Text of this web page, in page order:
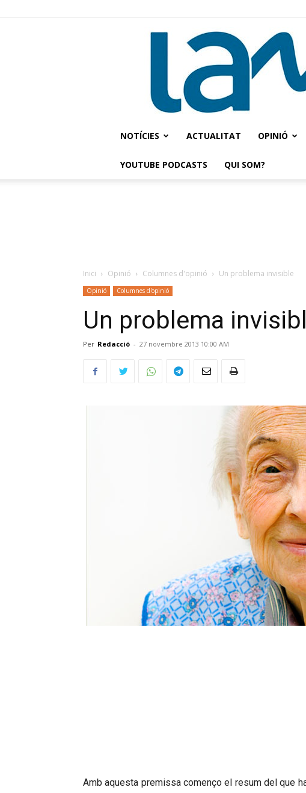
NOTÍCIES ACTUALITAT OPINIÓ
YOUTUBE PODCASTS QUI SOM?
Inici Opinió Columnes d'opinió Un problema invisible
Opinió Columnes d'opinió
Un problema
Per Redacció - 27 novembre 2013 10:00 AM
Amb aquesta premissa començo el resum del que